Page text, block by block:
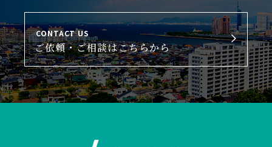
CONTACT US
ご依頼・ご相談はこちらから